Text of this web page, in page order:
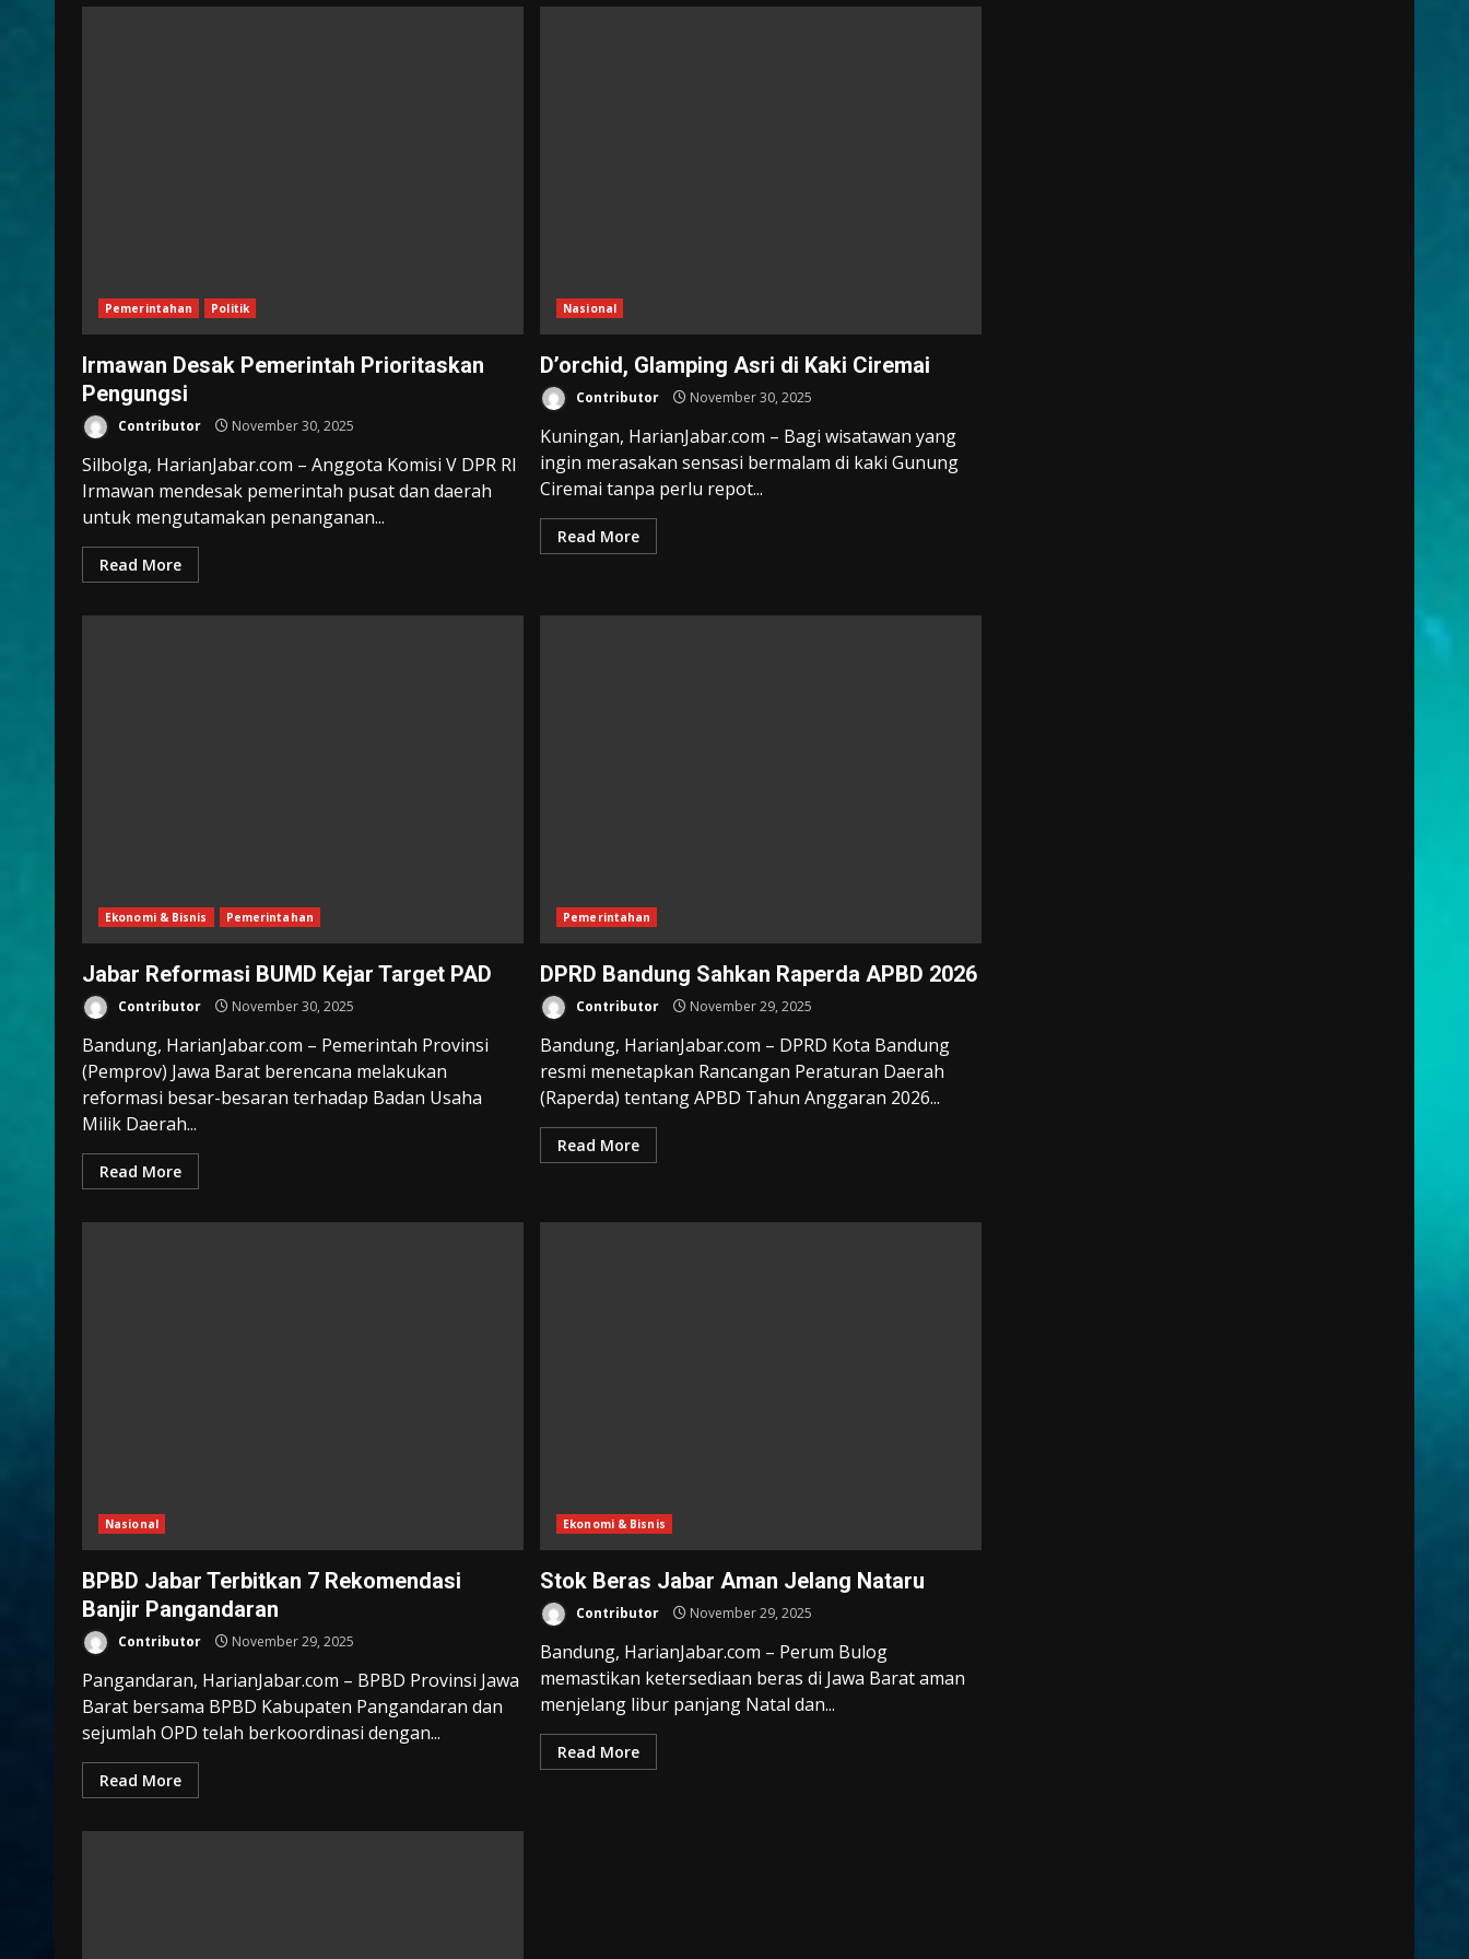
Pemerintahan Politik
Irmawan Desak Pemerintah Prioritaskan
Pengungsi
Contributor November 30, 2025
Silbolga, HarianJabar.com – Anggota Komisi V DPR RI
Irmawan mendesak pemerintah pusat dan daerah
untuk mengutamakan penanganan...
Read More
Nasional
D’orchid, Glamping Asri di Kaki Ciremai
Contributor November 30, 2025
Kuningan, HarianJabar.com – Bagi wisatawan yang
ingin merasakan sensasi bermalam di kaki Gunung
Ciremai tanpa perlu repot...
Read More
Ekonomi & Bisnis Pemerintahan
Jabar Reformasi BUMD Kejar Target PAD
Contributor November 30, 2025
Bandung, HarianJabar.com – Pemerintah Provinsi
(Pemprov) Jawa Barat berencana melakukan
reformasi besar-besaran terhadap Badan Usaha
Milik Daerah...
Read More
Pemerintahan
DPRD Bandung Sahkan Raperda APBD 2026
Contributor November 29, 2025
Bandung, HarianJabar.com – DPRD Kota Bandung
resmi menetapkan Rancangan Peraturan Daerah
(Raperda) tentang APBD Tahun Anggaran 2026...
Read More
Nasional
BPBD Jabar Terbitkan 7 Rekomendasi
Banjir Pangandaran
Contributor November 29, 2025
Pangandaran, HarianJabar.com – BPBD Provinsi Jawa
Barat bersama BPBD Kabupaten Pangandaran dan
sejumlah OPD telah berkoordinasi dengan...
Read More
Ekonomi & Bisnis
Stok Beras Jabar Aman Jelang Nataru
Contributor November 29, 2025
Bandung, HarianJabar.com – Perum Bulog
memastikan ketersediaan beras di Jawa Barat aman
menjelang libur panjang Natal dan...
Read More